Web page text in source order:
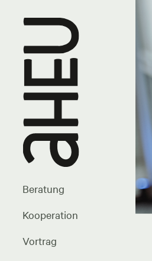
Beratung
Kooperation
Vortrag